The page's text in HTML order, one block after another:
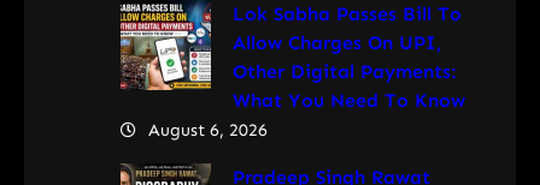
Lok Sabha Passes Bill To
Allow Charges On UPI,
Other Digital Payments:
What You Need To Know
August 6, 2026
Pradeep Singh Rawat